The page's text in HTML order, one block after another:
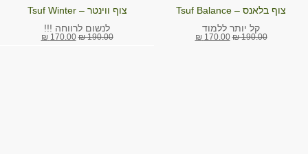
צוף בלאנס – Tsuf Balance
קל יותר ללמוד
190.00
₪
170.00
₪
צוף ווינטר – Tsuf Winter
לנשום לרווחה !!!
190.00
₪
170.00
₪